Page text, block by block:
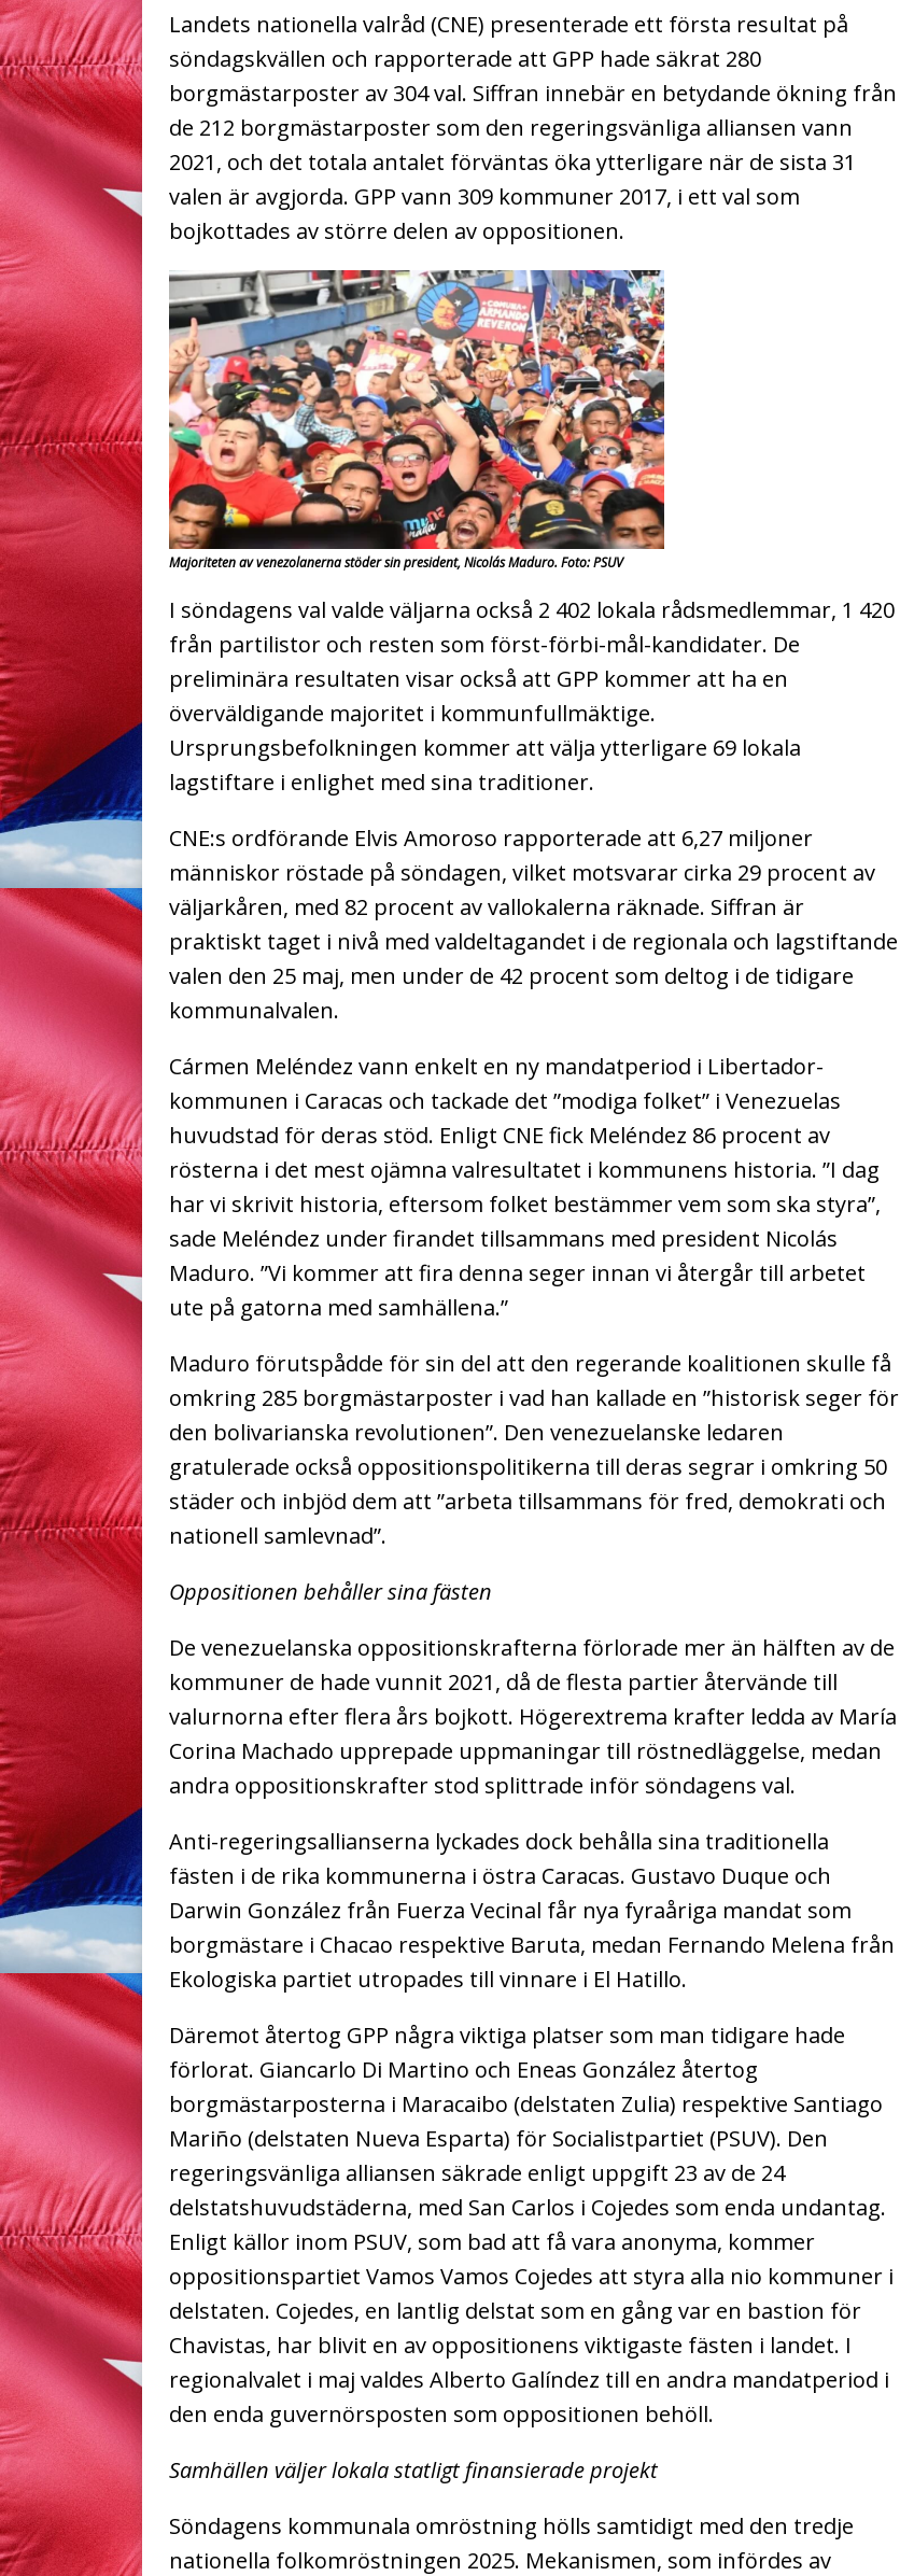
Landets nationella valråd (CNE) presenterade ett första resultat på
söndagskvällen och rapporterade att GPP hade säkrat 280
borgmästarposter av 304 val. Siffran innebär en betydande ökning från
de 212 borgmästarposter som den regeringsvänliga alliansen vann
2021, och det totala antalet förväntas öka ytterligare när de sista 31
valen är avgjorda. GPP vann 309 kommuner 2017, i ett val som
bojkottades av större delen av oppositionen.
Majoriteten av venezolanerna stöder sin president, Nicolás Maduro. Foto: PSUV
I söndagens val valde väljarna också 2 402 lokala rådsmedlemmar, 1 420
från partilistor och resten som först-förbi-mål-kandidater. De
preliminära resultaten visar också att GPP kommer att ha en
överväldigande majoritet i kommunfullmäktige.
Ursprungsbefolkningen kommer att välja ytterligare 69 lokala
lagstiftare i enlighet med sina traditioner.
CNE:s ordförande Elvis Amoroso rapporterade att 6,27 miljoner
människor röstade på söndagen, vilket motsvarar cirka 29 procent av
väljarkåren, med 82 procent av vallokalerna räknade. Siffran är
praktiskt taget i nivå med valdeltagandet i de regionala och lagstiftande
valen den 25 maj, men under de 42 procent som deltog i de tidigare
kommunalvalen.
Cármen Meléndez vann enkelt en ny mandatperiod i Libertador-
kommunen i Caracas och tackade det ”modiga folket” i Venezuelas
huvudstad för deras stöd. Enligt CNE fick Meléndez 86 procent av
rösterna i det mest ojämna valresultatet i kommunens historia. ”I dag
har vi skrivit historia, eftersom folket bestämmer vem som ska styra”,
sade Meléndez under firandet tillsammans med president Nicolás
Maduro. ”Vi kommer att fira denna seger innan vi återgår till arbetet
ute på gatorna med samhällena.”
Maduro förutspådde för sin del att den regerande koalitionen skulle få
omkring 285 borgmästarposter i vad han kallade en ”historisk seger för
den bolivarianska revolutionen”. Den venezuelanske ledaren
gratulerade också oppositionspolitikerna till deras segrar i omkring 50
städer och inbjöd dem att ”arbeta tillsammans för fred, demokrati och
nationell samlevnad”.
Oppositionen behåller sina fästen
De venezuelanska oppositionskrafterna förlorade mer än hälften av de
kommuner de hade vunnit 2021, då de flesta partier återvände till
valurnorna efter flera års bojkott. Högerextrema krafter ledda av María
Corina Machado upprepade uppmaningar till röstnedläggelse, medan
andra oppositionskrafter stod splittrade inför söndagens val.
Anti-regeringsallianserna lyckades dock behålla sina traditionella
fästen i de rika kommunerna i östra Caracas. Gustavo Duque och
Darwin González från Fuerza Vecinal får nya fyraåriga mandat som
borgmästare i Chacao respektive Baruta, medan Fernando Melena från
Ekologiska partiet utropades till vinnare i El Hatillo.
Däremot återtog GPP några viktiga platser som man tidigare hade
förlorat. Giancarlo Di Martino och Eneas González återtog
borgmästarposterna i Maracaibo (delstaten Zulia) respektive Santiago
Mariño (delstaten Nueva Esparta) för Socialistpartiet (PSUV). Den
regeringsvänliga alliansen säkrade enligt uppgift 23 av de 24
delstatshuvudstäderna, med San Carlos i Cojedes som enda undantag.
Enligt källor inom PSUV, som bad att få vara anonyma, kommer
oppositionspartiet Vamos Vamos Cojedes att styra alla nio kommuner i
delstaten. Cojedes, en lantlig delstat som en gång var en bastion för
Chavistas, har blivit en av oppositionens viktigaste fästen i landet. I
regionalvalet i maj valdes Alberto Galíndez till en andra mandatperiod i
den enda guvernörsposten som oppositionen behöll.
Samhällen väljer lokala statligt finansierade projekt
Söndagens kommunala omröstning hölls samtidigt med den tredje
nationella folkomröstningen 2025. Mekanismen, som infördes av